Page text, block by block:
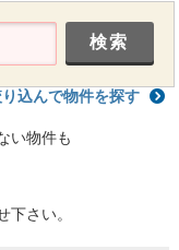
込んで物件を探す
い物件も
下さい。